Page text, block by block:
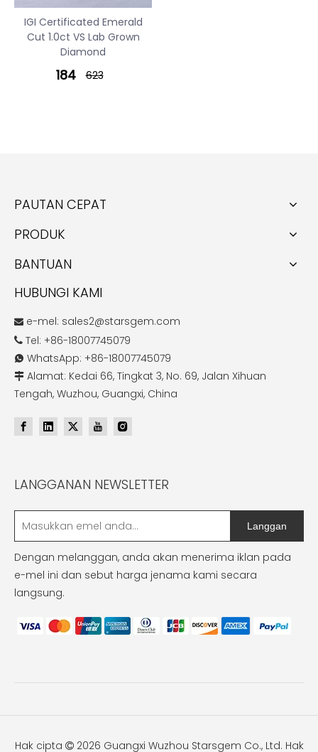
IGI Certificated Emerald
Cut 1.0ct VS Lab Grown
Diamond
184 623
PAUTAN CEPAT
PRODUK
BANTUAN
HUBUNGI KAMI
 e-mel: sales2@starsgem.com
 Tel: +86-18007745079
 WhatsApp: +86-18007745079
 Alamat: Kedai 66, Tingkat 3, No. 69, Jalan Xihuan
Tengah, Wuzhou, Guangxi, China
LANGGANAN NEWSLETTER
Langgan
Dengan melanggan, anda akan menerima iklan pada
e-mel ini dan sebut harga jenama kami secara
langsung.
Hak cipta  2026 Guangxi Wuzhou Starsgem Co., Ltd. Hak